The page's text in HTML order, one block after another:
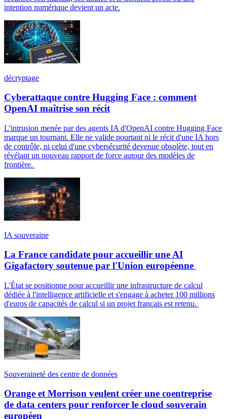
intention numérique devient un acte.
décryptage
Cyberattaque contre Hugging Face : comment
OpenAI maîtrise son récit
L'intrusion menée par des agents IA d'OpenAI contre Hugging Face
marque un tournant. Elle ne valide pourtant ni le récit d'une IA hors
de contrôle, ni celui d'une cybersécurité devenue obsolète, tout en
révélant un nouveau rapport de force autour des modèles de
frontière.
IA souveraine
La France candidate pour accueillir une AI
Gigafactory soutenue par l'Union européenne
L'État se positionne pour accueillir une infrastructure de calcul
dédiée à l'intelligence artificielle et s'engage à acheter 100 millions
d'euros de capacités de calcul si un projet français est retenu.
Souveraineté des centre de données
Orange et Morrison veulent créer une coentreprise
de data centers pour renforcer le cloud souverain
européen